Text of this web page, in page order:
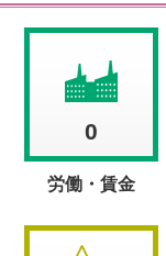
0
労働・賃金